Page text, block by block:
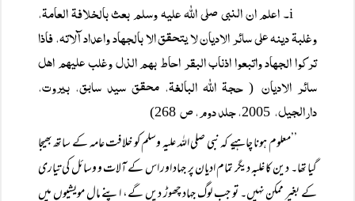
i۔ اعلم ان النبی صلی اللہ علیہ وسلم بعث بالخلافۃ العامۃ،
وغلبۃ دینہ علی سائر الادیان لا یتحقق الا بالجھاد واعداد آلاتہ، فاذا
ترکوا الجھاد واتبعوا اذناب البقر احاط بھم الذل وغلب علیھم اھل
سائر الادیان(حجۃ اللہ البالغۃ، محقق سید سابق، بیروت،
دارالجیل،
، جلد دوم، ص268)
’’معلوم ہونا چاہیے کہ نبی صلی اللہ علیہ وسلم کو خلافت عامہ کے ساتھ بھیجا
گیا تھا۔ دین کا غلبہ دیگر تمام ادیان پر جہاد اور اس کے آلات و وسائل کی تیاری
کے بغیر ممکن نہیں۔ تو جب لوگ جہاد چھوڑ دیں گے، اپنے مال مویشیوں میں